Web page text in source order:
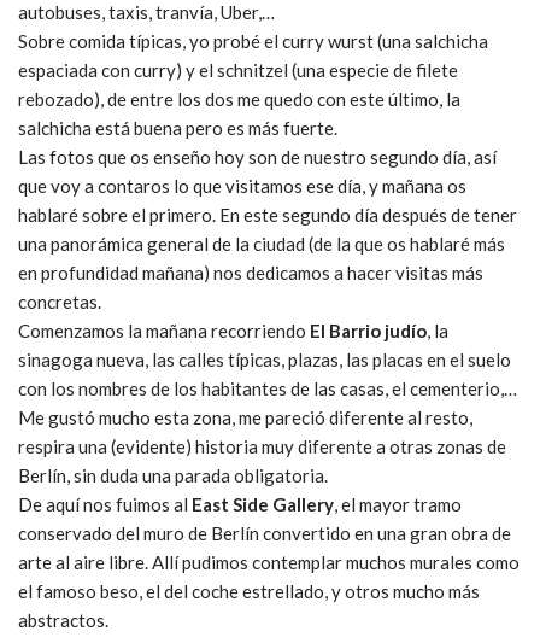
autobuses, taxis, tranvía, Uber,…
Sobre comida típicas, yo probé el curry wurst (una salchicha
espaciada con curry) y el schnitzel (una especie de filete
rebozado), de entre los dos me quedo con este último, la
salchicha está buena pero es más fuerte.
Las fotos que os enseño hoy son de nuestro segundo día, así
que voy a contaros lo que visitamos ese día, y mañana os
hablaré sobre el primero. En este segundo día después de tener
una panorámica general de la ciudad (de la que os hablaré más
en profundidad mañana) nos dedicamos a hacer visitas más
concretas.
Comenzamos la mañana recorriendo El Barrio judío, la
sinagoga nueva, las calles típicas, plazas, las placas en el suelo
con los nombres de los habitantes de las casas, el cementerio,…
Me gustó mucho esta zona, me pareció diferente al resto,
respira una (evidente) historia muy diferente a otras zonas de
Berlín, sin duda una parada obligatoria.
De aquí nos fuimos al East Side Gallery, el mayor tramo
conservado del muro de Berlín convertido en una gran obra de
arte al aire libre. Allí pudimos contemplar muchos murales como
el famoso beso, el del coche estrellado, y otros mucho más
abstractos.